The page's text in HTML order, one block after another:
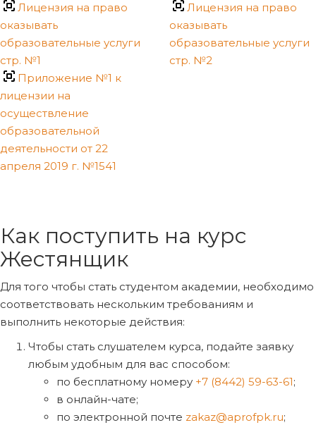
Лицензия на право
оказывать
образовательные услуги
стр. №1
Лицензия на право
оказывать
образовательные услуги
стр. №2
Приложение №1 к
лицензии на
осуществление
образовательной
деятельности от 22
апреля 2019 г. №1541
Как поступить на курс
Жестянщик
Для того чтобы стать студентом академии, необходимо
соответствовать нескольким требованиям и
выполнить некоторые действия:
Чтобы стать слушателем курса, подайте заявку
любым удобным для вас способом:
по бесплатному номеру +7 (8442) 59-63-61;
в онлайн-чате;
по электронной почте zakaz@aprofpk.ru;